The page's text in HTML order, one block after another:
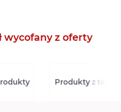
wycofany z oferty
Produkty z tej